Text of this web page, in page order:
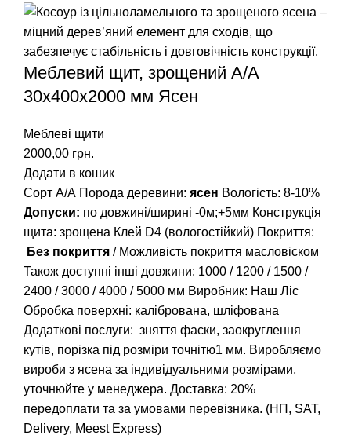
Меблевий щит, зрощений A/А
30х400х2000 мм Ясен
Меблеві щити
2000,00 грн.
Додати в кошик
Сорт А/А Порода деревини: ясен Вологість: 8-10%
Допуски: по довжині/ширині -0м;+5мм Конструкція
щита: зрощена Клей D4 (вологостійкий) Покриття:
Без покриття / Можливість покриття масловіском
Також доступні інші довжини: 1000 / 1200 / 1500 /
2400 /3000 /4000 /5000 мм Виробник: Наш Ліс
Обробка поверхні: калібрована, шліфована
Додаткові послуги: зняття фаски, заокруглення
кутів, порізка під розміри точнітю1 мм. Виробляємо
вироби з ясена за індивідуальними розмірами,
уточнюйте у менеджера. Доставка: 20%
передоплати та за умовами перевізника. (НП, SAT,
Delivery, Meest Express)